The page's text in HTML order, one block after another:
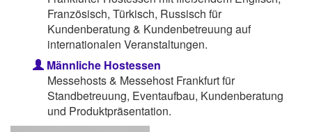
Französisch, Türkisch, Russisch für
Kundenberatung & Kundenbetreuung auf
internationalen Veranstaltungen.
Männliche Hostessen
Messehosts & Messehost Frankfurt für
Standbetreuung, Eventaufbau, Kundenberatung
und Produktpräsentation.